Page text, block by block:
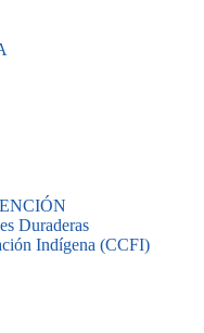
Duraderas
Indígena (CCFI)